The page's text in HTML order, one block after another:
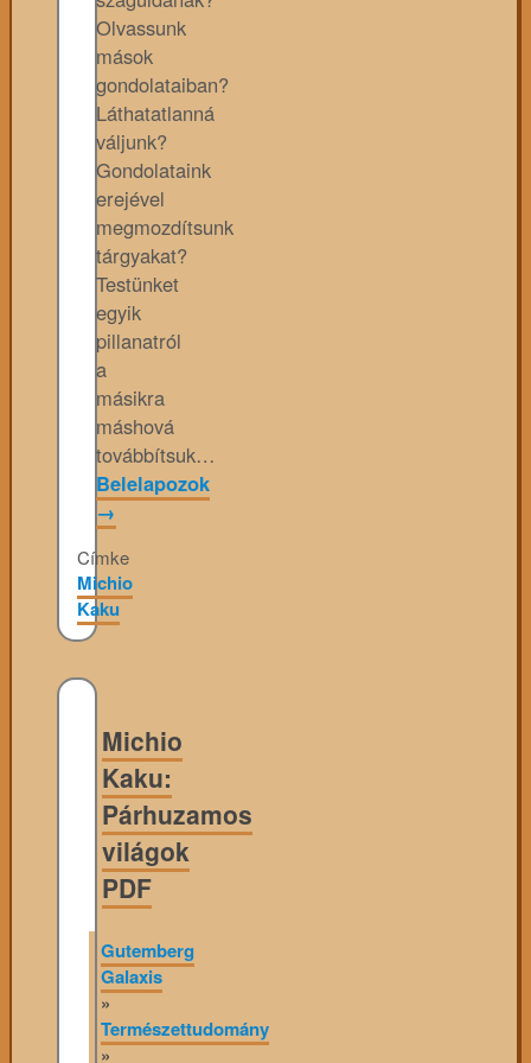
Olvassunk
mások
gondolataiban?
Láthatatlanná
váljunk?
Gondolataink
erejével
megmozdítsunk
tárgyakat?
Testünket
egyik
pillanatról
a
másikra
máshová
továbbítsuk…
Belelapozok
→
Címke
Michio
Kaku
Michio
Kaku:
Párhuzamos
világok
PDF
Gutemberg
Galaxis
»
Természettudomány
»